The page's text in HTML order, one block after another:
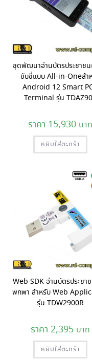
ชุดพัฒนาอ่านบัตรประชาชน
ขับขี่แบบ All-in-Oneสำ
Android 12 Smart
Terminal รุ่น
15,930
หยิบใส่ตะกร้า
Web SDK อ่านบัตรประชา
พกพา สำหรับ Web
รุ่น TDW2900R
2,395
หยิบใส่ตะกร้า